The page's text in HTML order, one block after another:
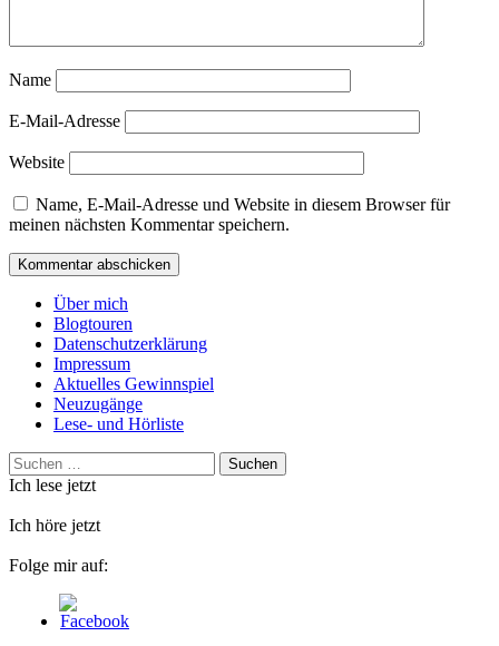
Name
E-Mail-Adresse
Website
Name, E-Mail-Adresse und Website in diesem Browser für
meinen nächsten Kommentar speichern.
Über mich
Blogtouren
Datenschutzerklärung
Impressum
Aktuelles Gewinnspiel
Neuzugänge
Lese- und Hörliste
Suchen
nach:
Ich lese jetzt
Ich höre jetzt
Folge mir auf: